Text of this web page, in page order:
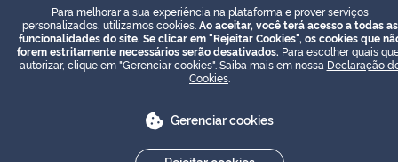
Para melhorar a sua experiência na plataforma e prover serviços
personalizados, utilizamos cookies. Ao aceitar, você terá acesso a todas as
funcionalidades do site. Se clicar em "Rejeitar Cookies", os cookies que
forem estritamente necessários serão desativados. Para escolher quais
autorizar, clique em "Gerenciar cookies". Saiba mais em nossa Declaração
Cookies
Gerenciar cookies